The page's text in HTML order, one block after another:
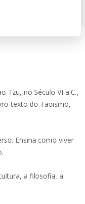
Tzu, no Século VI a.C.,
texto do Taoismo,
Ensina como viver
a filosofia, a